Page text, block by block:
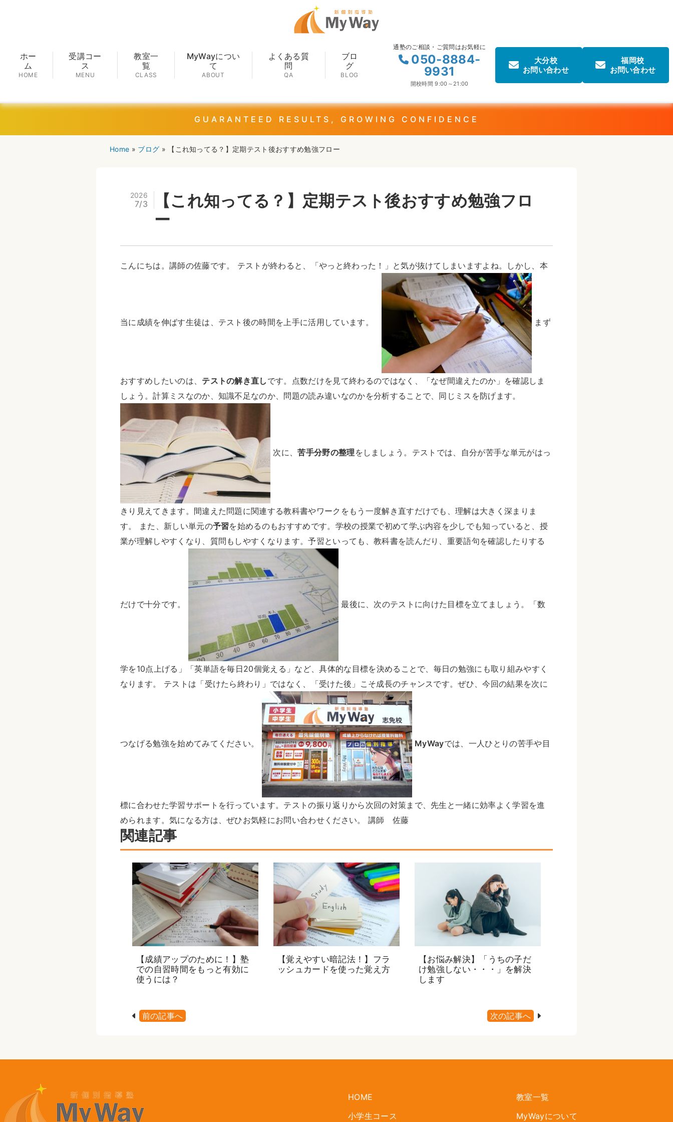
ホー
ム
HOME
受講コー
ス
MENU
教室一
覧
CLASS
MyWayについ
て
ABOUT
よくある質
問
QA
ブロ
グ
BLOG
通塾のご相談・ご質問はお気軽に
050-8884-
9931
開校時間 9:00～21:00
大分校
お問い合わせ
福岡校
お問い合わせ
GUARANTEED RESULTS, GROWING CONFIDENCE
Home » ブログ » 【これ知ってる？】定期テスト後おすすめ勉強フロー
2026
7/3
【これ知ってる？】定期テスト後おすすめ勉強フロ
ー
こんにちは。講師の佐藤です。 テストが終わると、「やっと終わった！」と気が抜けてしまいますよね。しかし、本
当に成績を伸ばす生徒は、テスト後の時間を上手に活用しています。 まず
おすすめしたいのは、 テストの解き直し です。点数だけを見て終わるのではなく、「なぜ間違えたのか」を確認しま
しょう。計算ミスなのか、知識不足なのか、問題の読み違いなのかを分析することで、同じミスを防げます。
次に、苦手分野の整理 をしましょう。テストでは、自分が苦手な単元がはっ
きり見えてきます。間違えた問題に関連する教科書やワークをもう一度解き直すだけでも、理解は大きく深まりま
す。 また、新しい単元の予習を始めるのもおすすめです。学校の授業で初めて学ぶ内容を少しでも知っていると、授
業が理解しやすくなり、質問もしやすくなります。予習といっても、教科書を読んだり、重要語句を確認したりする
だけで十分です。 最後に、次のテストに向けた目標を立てましょう。「数
学を10点上げる」「英単語を毎日20個覚える」など、具体的な目標を決めることで、毎日の勉強にも取り組みやすく
なります。 テストは「受けたら終わり」ではなく、「受けた後」こそ成長のチャンスです。ぜひ、今回の結果を次に
つなげる勉強を始めてみてください。 MyWayでは、一人ひとりの苦手や目
標に合わせた学習サポートを行っています。テストの振り返りから次回の対策まで、先生と一緒に効率よく学習を進
められます。気になる方は、ぜひお気軽にお問い合わせください。 講師 佐藤
関連記事
【成績アップのために！】塾
での自習時間をもっと有効に
使うには？
【覚えやすい暗記法！】フラ
ッシュカードを使った覚え方
【お悩み解決】「うちの子だ
け勉強しない・・・」を解決
します
前の記事へ 次の記事へ
HOME
小学生コース
教室一覧
MyWayについて